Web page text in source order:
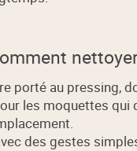
porté au pressing,
les moquettes
des gestes